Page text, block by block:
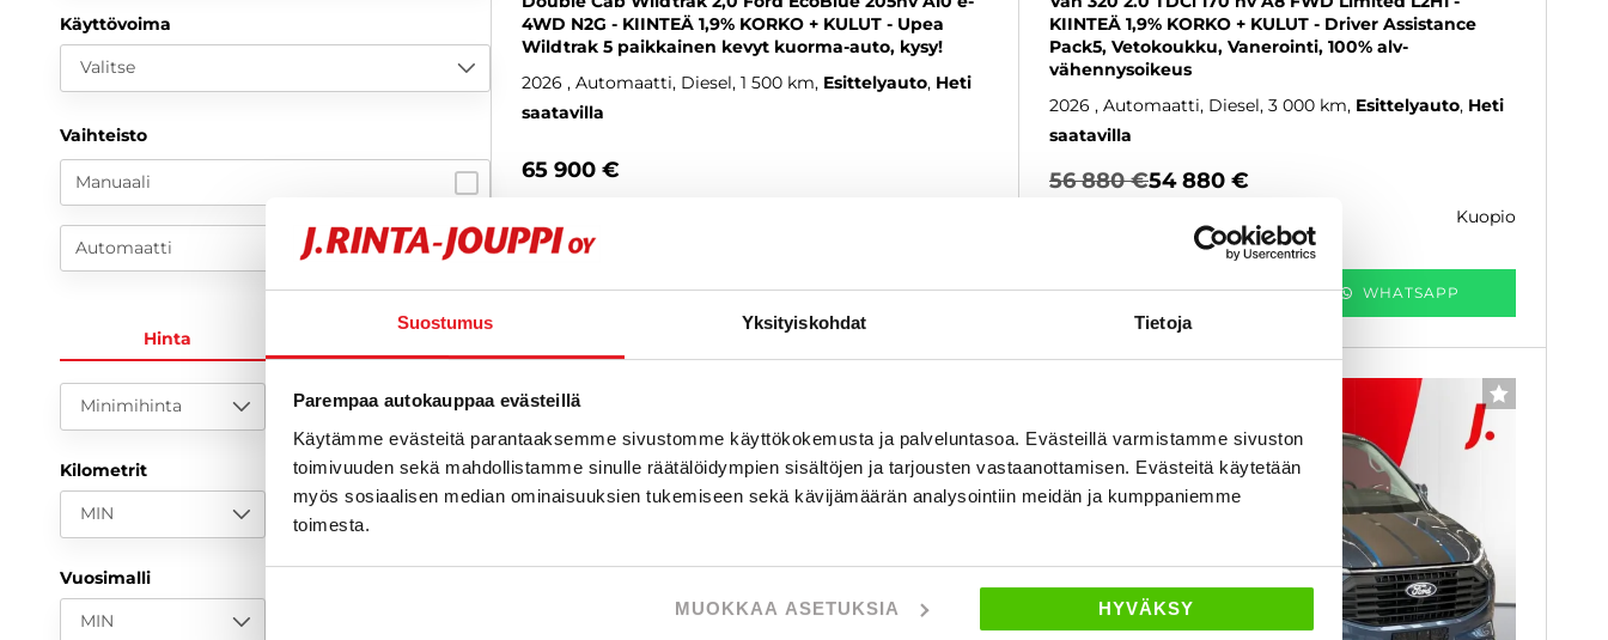
Suostumus Yksityiskohdat Tietoja
Parempaa autokauppaa evästeillä
Käytämme evästeitä parantaaksemme sivustomme käyttökokemusta ja palveluntasoa. Evästeillä varmistamme sivuston
toimivuuden sekä mahdollistamme sinulle räätälöidympien sisältöjen ja tarjousten vastaanottamisen. Evästeitä käytetään
myös sosiaalisen median ominaisuuksien tukemiseen sekä kävijämäärän analysointiin meidän ja kumppaniemme
toimesta.
MUOKKAA ASETUKSIA HYVÄKSY
Käyttövoima
Valitse
Vaihteisto
Manuaali
Automaatti
Hinta
Minimihinta Maksimihinta
Kilometrit
MIN MAX
Vuosimalli
MIN
4WD N2G - KIINTEÄ 1,9% KORKO + KULUT - Upea
Wildtrak 5 paikkainen kevyt kuorma-auto, kysy!
2026 , Automaatti, Diesel, 1 500 km Esittelyauto Heti
saatavilla
65 900 €
KATSO TIEDOT WHATSAPP
KIINTEÄ 1,9% KORKO + KULUT - Driver Assistance
Pack5, Vetokoukku, Vanerointi, 100% alv-
vähennysoikeus
2026 , Automaatti, Diesel, 3 000 km Esittelyauto Heti
saatavilla
56 880 €54 880 €
alk. 395 € / kk
kuopio
KATSO TIEDOT WHATSAPP
Rahoituskorko 1 % + kulut SUOSIKKI